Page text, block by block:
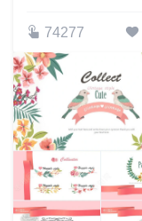
74277